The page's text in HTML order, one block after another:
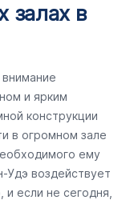
залах в
и ярким
конструкции
в огромном зале
ему
Удэ воздействует
и если не сегодня,